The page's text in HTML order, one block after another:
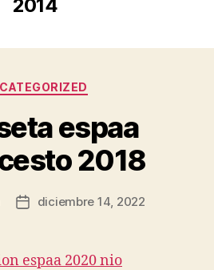
2014
Categorías
espaa
2018
Fecha
entrada
diciembre 14, 2022